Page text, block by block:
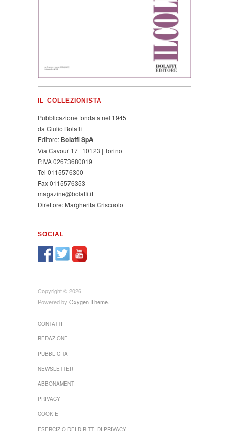
IL COLLEZIONISTA
Pubblicazione fondata nel 1945
da Giulio Bolaffi
Editore: Bolaffi SpA
Via Cavour 17 | 10123 | Torino
P.IVA 02673680019
Tel 0115576300
Fax 0115576353
magazine@bolaffi.it
Direttore: Margherita Criscuolo
SOCIAL
Copyright © 2026
Powered by Oxygen Theme
CONTATTI
REDAZIONE
PUBBLICITÀ
NEWSLETTER
ABBONAMENTI
PRIVACY
COOKIE
ESERCIZIO DEI DIRITTI DI PRIVACY